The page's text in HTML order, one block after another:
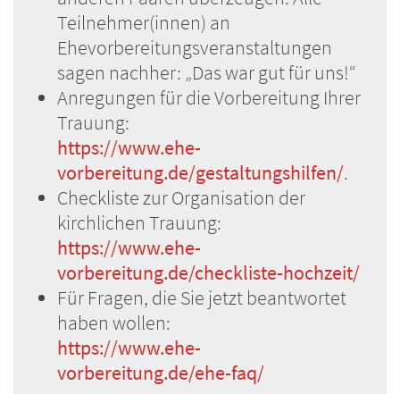
Teilnehmer(innen) an
Ehevorbereitungsveranstaltungen
sagen nachher: „Das war gut für uns!“
Anregungen für die Vorbereitung Ihrer
Trauung:
https://www.ehe-
vorbereitung.de/gestaltungshilfen/.
Checkliste zur Organisation der
kirchlichen Trauung:
https://www.ehe-
vorbereitung.de/checkliste-hochzeit/
Für Fragen, die Sie jetzt beantwortet
haben wollen:
https://www.ehe-
vorbereitung.de/ehe-faq/